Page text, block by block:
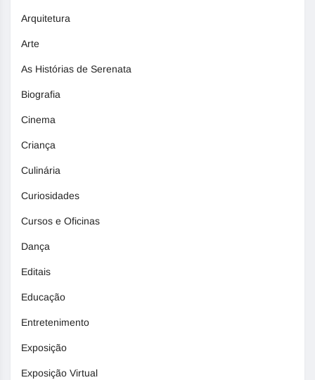
Arquitetura
Arte
As Histórias de Serenata
Biografia
Cinema
Criança
Culinária
Curiosidades
Cursos e Oficinas
Dança
Editais
Educação
Entretenimento
Exposição
Exposição Virtual